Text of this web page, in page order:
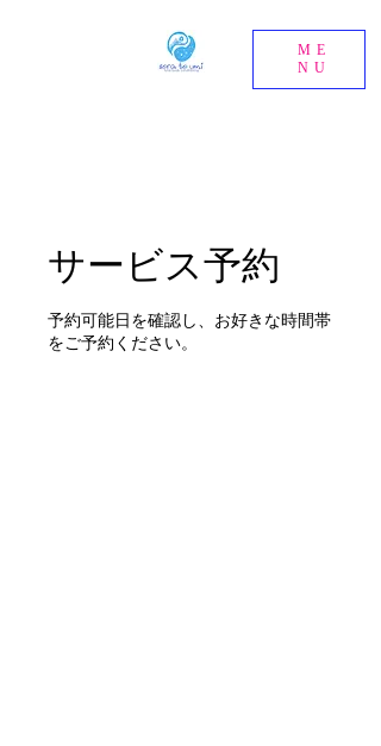
ME
NU
サービス予約
予約可能日を確認し、お好きな時間帯
をご予約ください。